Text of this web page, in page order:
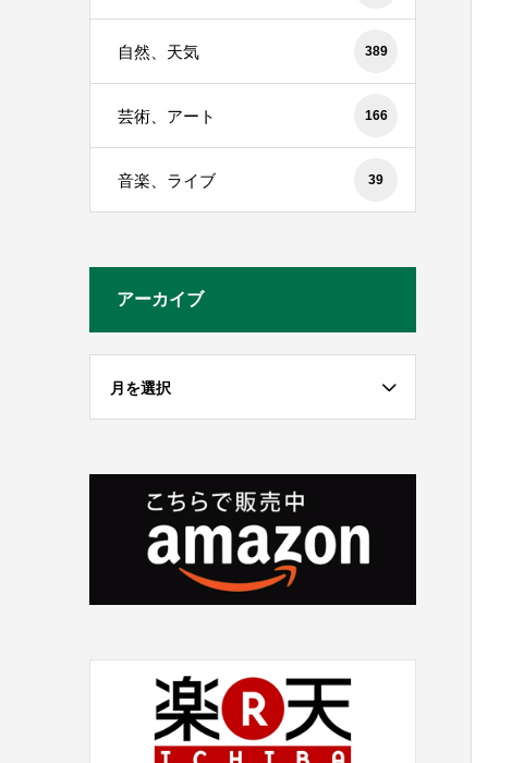
自然、天気 389
芸術、アート 166
音楽、ライブ 39
アーカイブ
月を選択